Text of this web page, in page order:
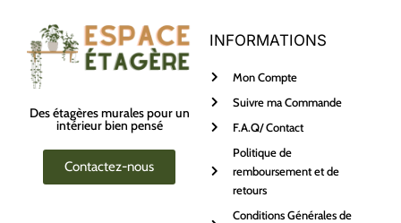
Des étagères murales pour un
intérieur bien pensé
Contactez-nous
INFORMATIONS
Mon Compte
Suivre ma Commande
F.A.Q/ Contact
Politique de
remboursement et de
retours
Conditions Générales de